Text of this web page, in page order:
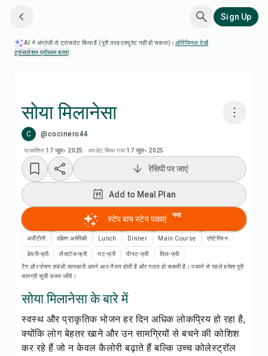
Sign Up
AI ने अंग्रेज़ी से ट्रांसलेट किया है (पूरी तरह एक्यूरेट नहीं हो सकता)। ओरिजिनल देखें·
ट्रांसलेशन प्रॉब्लम बताएं
सोया मिलानेसा
C @cocinero44
प्रकाशित 17 जुल॰ 2025 ·अपडेट किया गया 17 जुल॰ 2025
Add to Meal Plan
Add to Shopping List
रेसिपी नोट्स
रेसिपी प्रिंट करें
सेव करें
शेयर करें
रेसिपी पर जाएं
Add to Meal Plan
स्टेप बाय स्टेप पकाएं नया
अर्जेंटीनी दक्षिण अमेरिकी Lunch Dinner Main Course एगेटेरियन
डेयरी-फ्री लैक्टोज-फ्री नट-फ्री पीनट-फ्री
तिल-फ्री
टैग और पोषण संबंधी जानकारी अपने आप तैयार होती है और गलत हो सकती है। पकाने से पहले हमेशा पूरी
सामग्री सूची ज़रूर जाँचें।
सोया मिलानेसा के बारे में
स्वस्थ और प्राकृतिक भोजन हर दिन अधिक लोकप्रिय हो रहा है,
क्योंकि लोग बेहतर खाने और उन सामग्रियों से बचने की कोशिश
कर रहे हैं जो न केवल कैलोरी बढ़ाते हैं बल्कि उच्च कोलेस्ट्रॉल